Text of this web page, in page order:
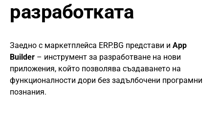
разработката
Заедно с маркетплейса ERP.BG представи и App
Builder – инструмент за разработване на нови
приложения, който позволява създаването на
функционалности дори без задълбочени програмни
познания.